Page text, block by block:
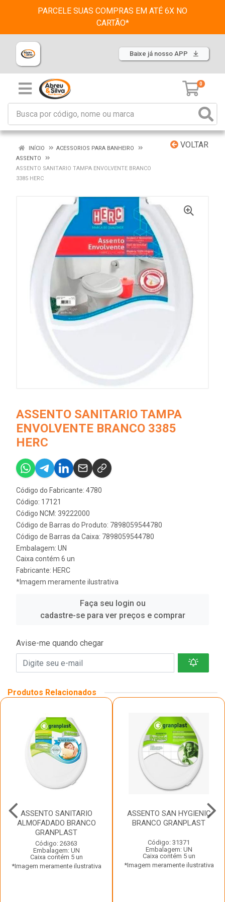
PARCELE SUAS COMPRAS EM ATÉ 6X NO
CARTÃO*
Baixe já nosso APP
0
VOLTAR
INÍCIO
ACESSORIOS PARA BANHEIRO
ASSENTO
ASSENTO SANITARIO TAMPA ENVOLVENTE BRANCO
3385 HERC
ASSENTO SANITARIO TAMPA
ENVOLVENTE BRANCO 3385
HERC
Código do Fabricante: 4780
Código: 17121
Código NCM: 39222000
Código de Barras do Produto: 7898059544780
Código de Barras da Caixa: 7898059544780
Embalagem: UN
Caixa contém 6 un
Fabricante: HERC
*Imagem meramente ilustrativa
Faça seu login ou
cadastre-se para ver preços e comprar
Avise-me quando chegar
Produtos Relacionados
ASSENTO SANITARIO
ALMOFADADO BRANCO
GRANPLAST
Código: 26363
Embalagem: UN
Caixa contém 5 un
*Imagem meramente ilustrativa
ASSENTO SAN HYGIENIC
BRANCO GRANPLAST
Código: 31371
Embalagem: UN
Caixa contém 5 un
*Imagem meramente ilustrativa